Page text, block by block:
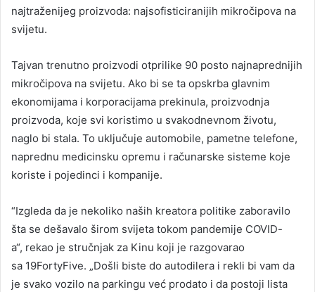
najtraženijeg proizvoda: najsofisticiranijih mikročipova na
svijetu.
Tajvan trenutno proizvodi otprilike 90 posto najnaprednijih
mikročipova na svijetu. Ako bi se ta opskrba glavnim
ekonomijama i korporacijama prekinula, proizvodnja
proizvoda, koje svi koristimo u svakodnevnom životu,
naglo bi stala. To uključuje automobile, pametne telefone,
naprednu medicinsku opremu i računarske sisteme koje
koriste i pojedinci i kompanije.
“Izgleda da je nekoliko naših kreatora politike zaboravilo
šta se dešavalo širom svijeta tokom pandemije COVID-
a“, rekao je stručnjak za Kinu koji je razgovarao
sa 19FortyFive. „Došli biste do autodilera i rekli bi vam da
je svako vozilo na parkingu već prodato i da postoji lista